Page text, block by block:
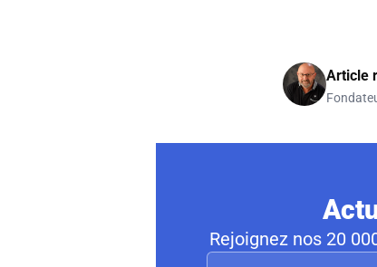
Article
Rejoignez nos 20